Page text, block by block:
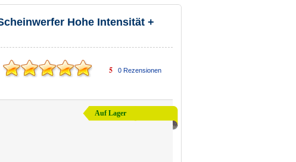
Hohe Intensität +
5 0Rezensionen
Auf Lager